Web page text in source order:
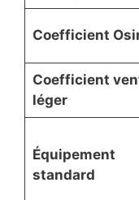
Coefficient
Coefficient
léger
Équipement
standard